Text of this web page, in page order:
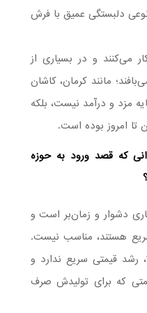
دلبستگی عمیق با فرش
می‌کنند و در بسیاری از
مانند کرمان، کاشان
مزد و درآمد نیست، بلکه
تا امروز بوده است.
که قصد ورود به حوزه
دشوار و زمان‌بر است و
هستند، مناسب نیست.
رشد قیمتی سریع ندارد و
که برای تولیدش صرف